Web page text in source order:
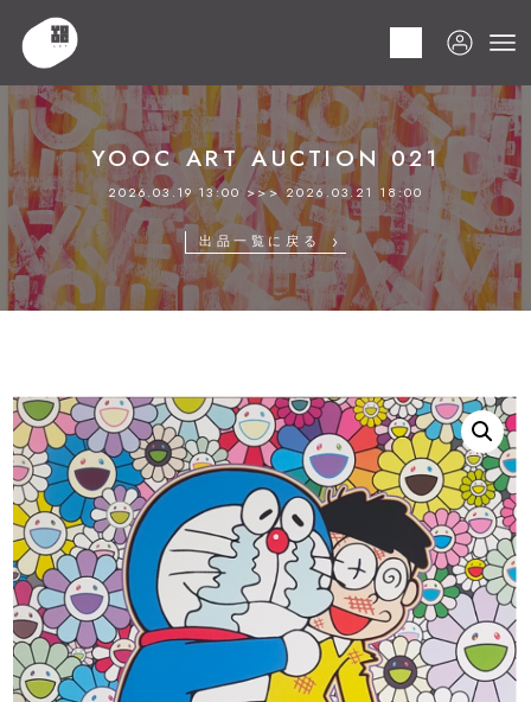
HOME
YOOC ART AUCTION 021
2026.03.19 13:00 >>> 2026.03.21 18:00
出品一覧に戻る